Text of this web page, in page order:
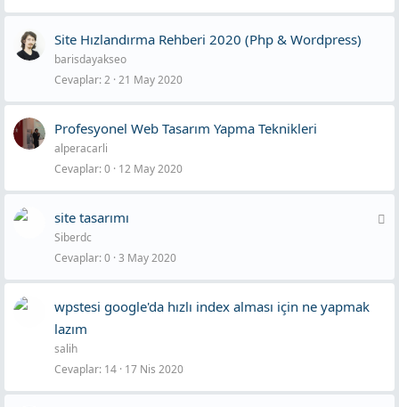
Site Hızlandırma Rehberi 2020 (Php & Wordpress)
barisdayakseo
Cevaplar 2 21 May 2020
Profesyonel Web Tasarım Yapma Teknikleri
alperacarli
Cevaplar 0 12 May 2020
i
site tasarımı
Siberdc
Cevaplar 0 3 May 2020
wpstesi google'da hızlı index alması için ne yapmak
lazım
salih
Cevaplar 14 17 Nis 2020